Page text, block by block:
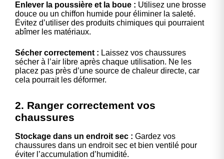
Enlever la poussière et la boue : Utilisez une brosse
douce ou un chiffon humide pour éliminer la saleté.
Évitez d’utiliser des produits chimiques qui pourraient
abîmer les matériaux.
Sécher correctement : Laissez vos chaussures
sécher à l’air libre après chaque utilisation. Ne les
placez pas près d’une source de chaleur directe, car
cela pourrait les déformer.
2. Ranger correctement vos
chaussures
Stockage dans un endroit sec : Gardez vos
chaussures dans un endroit sec et bien ventilé pour
éviter l’accumulation d’humidité.